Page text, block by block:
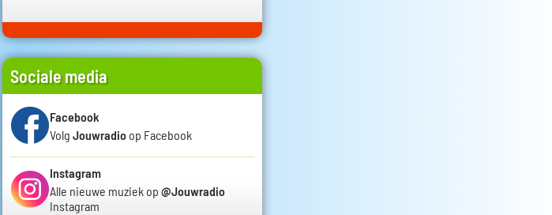
Sociale media
Facebook
Volg Jouwradio op Facebook
Instagram
Alle nieuwe muziek op @Jouwradio
Instagram